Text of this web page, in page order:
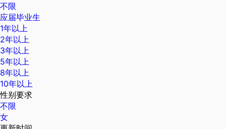
不限
应届毕业生
1年以上
2年以上
3年以上
5年以上
8年以上
10年以上
性别要求
不限
女